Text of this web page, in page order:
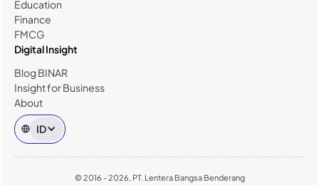
Education
Finance
FMCG
Digital Insight
Blog BINAR
Insight for Business
About
ID
© 2016 - 2026, PT. Lentera Bangsa Benderang